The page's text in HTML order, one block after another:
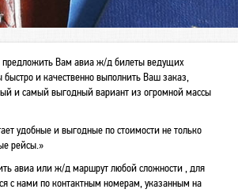
предложить Вам авиа ж/д билеты ведущих
и качественно выполнить Ваш заказ,
и самый выгодный вариант из огромной массы
удобные и выгодные по стоимости не только
рейсы.»
авиа или ж/д маршрут любой сложности , для
с нами по контактным номерам, указанным на